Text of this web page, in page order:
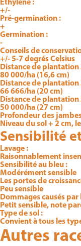
+/-
Pré-germination :
+
Germination :
-
Conseils de
+/- 5-7 degrés Celsius
Distance de plantation
80 000/ha (16,6 cm)
Distance de plantation
66 666/ha (20 cm)
Distance de plantation
50 000/ha (27 cm)
Profondeur des
Niveau du sol + 2 cm,
Sensibilité
Lavage :
Raisonnablement
Sensibilité au bleu :
Modérément sensible
Les portes de
Peu sensible
Dommages causés par
Petit sensible, note
Type de sol :
Convient à tous les
Autres